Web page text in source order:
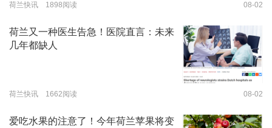
荷兰快讯 1898阅读 08-02
荷兰又一种医生告急！医院直言：未来
几年都缺人
荷兰快讯 1662阅读 08-02
爱吃水果的注意了！今年荷兰苹果将变